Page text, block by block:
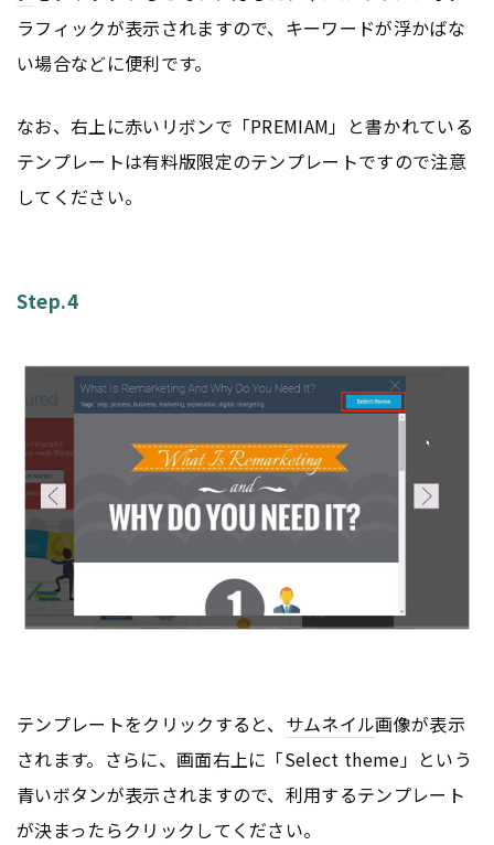
ラフィックが表示されますので、キーワードが浮かばな
い場合などに便利です。
なお、右上に赤いリボンで「PREMIAM」と書かれている
テンプレートは有料版限定のテンプレートですので注意
してください。
Step.4
テンプレートをクリックすると、 サムネイル画像が表示
されます。さらに、画面右上に「Select theme」という
青いボタンが表示されますので、利用するテンプレート
が決まったらクリックしてください。